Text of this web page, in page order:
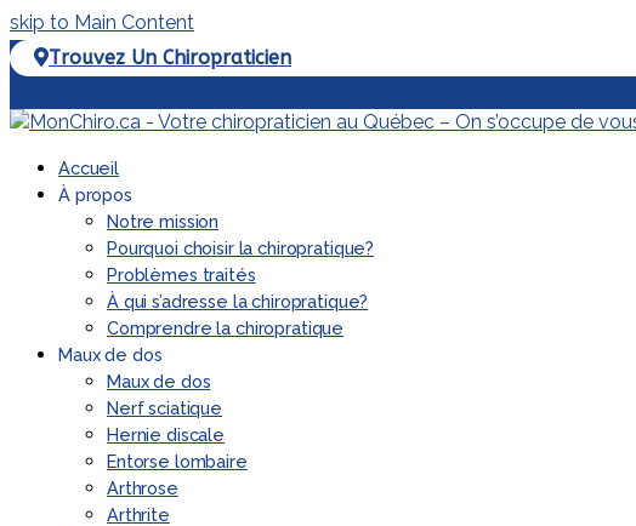
skip to Main Content
Trouvez Un Chiropraticien
Accueil
À propos
Notre mission
Pourquoi choisir la chiropratique?
Problèmes traités
À qui s’adresse la chiropratique?
Comprendre la chiropratique
Maux de dos
Maux de dos
Nerf sciatique
Hernie discale
Entorse lombaire
Arthrose
Arthrite